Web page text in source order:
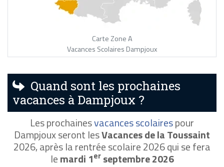
Carte Zone A
Vacances Scolaires Dampjoux
Quand sont les prochaines
vacances à Dampjoux ?
Les prochainesvacances scolairespour
Dampjoux seront lesVacances de la Toussaint
2026, après la rentrée scolaire 2026 qui se fera
lemardi 1erseptembre 2026